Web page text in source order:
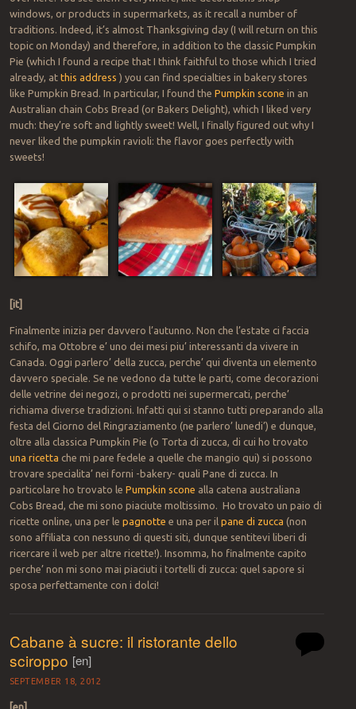
windows, or products in supermarkets, as it recall a number of
traditions. Indeed, it’s almost Thanksgiving day (I will return on this
topic on Monday) and therefore, in addition to the classic Pumpkin
Pie (which I found a recipe that I think faithful to those which I tried
already, at this address ) you can find specialties in bakery stores
like Pumpkin Bread. In particular, I found the Pumpkin scone in an
Australian chain Cobs Bread (or Bakers Delight), which I liked very
much: they’re soft and lightly sweet! Well, I finally figured out why I
never liked the pumpkin ravioli: the flavor goes perfectly with
sweets!
[it]
Finalmente inizia per davvero l’autunno. Non che l’estate ci faccia
schifo, ma Ottobre e’ uno dei mesi piu’ interessanti da vivere in
Canada. Oggi parlero’ della zucca, perche’ qui diventa un elemento
davvero speciale. Se ne vedono da tutte le parti, come decorazioni
delle vetrine dei negozi, o prodotti nei supermercati, perche’
richiama diverse tradizioni. Infatti qui si stanno tutti preparando alla
festa del Giorno del Ringraziamento (ne parlero’ lunedi’) e dunque,
oltre alla classica Pumpkin Pie (o Torta di zucca, di cui ho trovato
una ricetta che mi pare fedele a quelle che mangio qui) si possono
trovare specialita’ nei forni -bakery- quali Pane di zucca. In
particolare ho trovato le Pumpkin scone alla catena australiana
Cobs Bread, che mi sono piaciute moltissimo. Ho trovato un paio di
ricette online, una per le pagnotte e una per il pane di zucca (non
sono affiliata con nessuno di questi siti, dunque sentitevi liberi di
ricercare il web per altre ricette!). Insomma, ho finalmente capito
perche’ non mi sono mai piaciuti i tortelli di zucca: quel sapore si
sposa perfettamente con i dolci!
Cabane à sucre: il ristorante dello
sciroppo [en]
SEPTEMBER 18, 2012
[en]